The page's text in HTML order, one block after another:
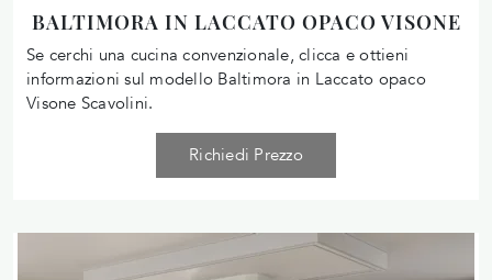
BALTIMORA IN LACCATO OPACO VISONE
Se cerchi una cucina convenzionale, clicca e ottieni
informazioni sul modello Baltimora in Laccato opaco
Visone Scavolini.
Richiedi Prezzo